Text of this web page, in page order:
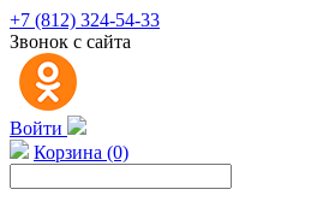
+7 (812) 324-54-33
Звонок с сайта
Войти
Корзина (0)